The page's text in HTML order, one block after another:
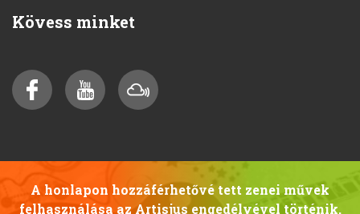
Kövess minket
A honlapon hozzáférhetővé tett zenei művek
felhasználása az Artisjus engedélyével történik.